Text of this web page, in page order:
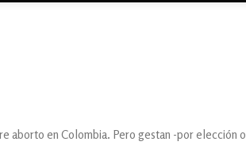
aborto en Colombia. Pero gestan -por elección o